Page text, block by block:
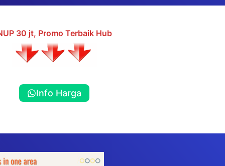
30 jt, Promo Terbaik Hub
Info Harga